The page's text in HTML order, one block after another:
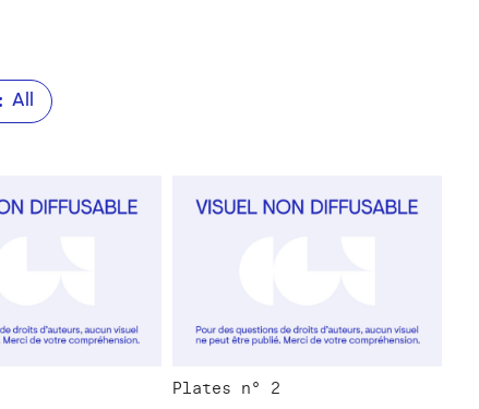
All
Plates n° 2